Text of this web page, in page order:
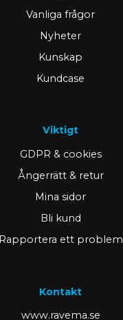
Vanliga frågor
Nyheter
Kunskap
Kundcase
Viktigt
GDPR & cookies
Ångerrätt & retur
Mina sidor
Bli kund
Rapportera ett problem
Kontakt
www.ravema.se